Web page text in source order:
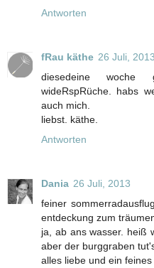
Antworten
fRau käthe 26 Juli, 2013
diesedeine
wideRspRüche. habs
auch mich.
liebst. käthe.
Antworten
Dania 26 Juli, 2013
feiner
entdeckung zum
ja, ab ans wasser. heiß
aber der burggraben
alles liebe und ein